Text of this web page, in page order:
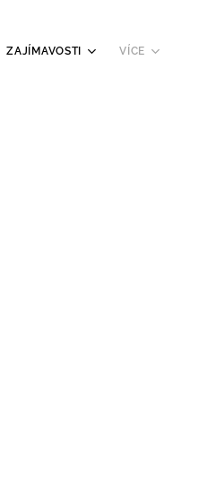
ZAJÍMAVOSTI VÍCE